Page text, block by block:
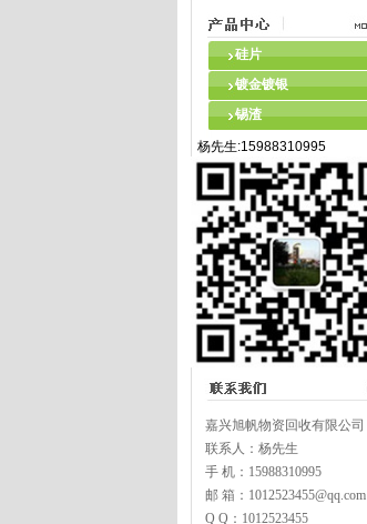
硅片
镀金镀银
锡渣
杨先生:15988310995
嘉兴旭帆物资回收有限公司
联系人：杨先生
手 机：15988310995
邮 箱：1012523455@qq.com
Q Q：1012523455